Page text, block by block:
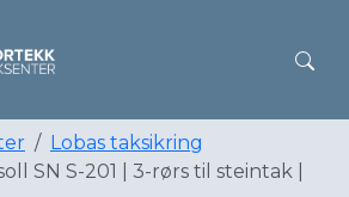
Lobas taksikring
SN S-201 | 3-rørs til steintak |